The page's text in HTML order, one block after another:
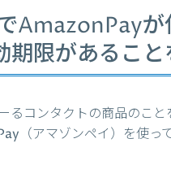
AmazonPayが
限があること
るコンタクトの商品のこ
（アマゾンペイ）を使っ